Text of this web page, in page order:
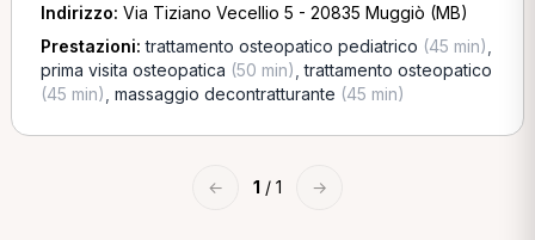
Indirizzo: Via Tiziano Vecellio 5 - 20835 Muggiò (MB)
Prestazioni:trattamento osteopatico pediatrico (45 min)
prima visita osteopatica (50 min) ,trattamento osteopatico
(45 min) massaggio decontratturante (45 min)
← 1 / 1 →